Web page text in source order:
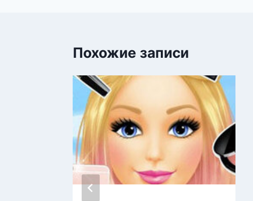
Похожие записи